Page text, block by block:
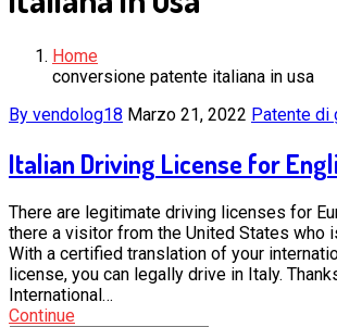
Home
conversione patente italiana in usa
By vendolog18 Marzo 21, 2022 Patente di
Italian Driving License for
There are legitimate driving licenses for
there a visitor from the United States who
With a certified translation of your
license, you can legally drive in Italy.
International…
Continue